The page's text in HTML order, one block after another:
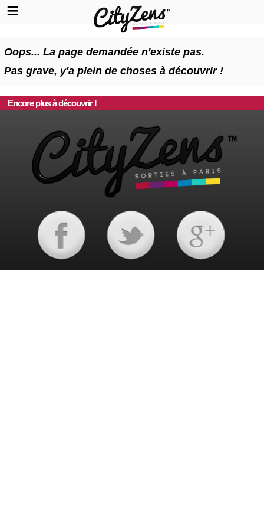
Oops... La page demandée n'existe pas.
Pas grave, y'a plein de choses à découvrir !
Encore plus à découvrir !